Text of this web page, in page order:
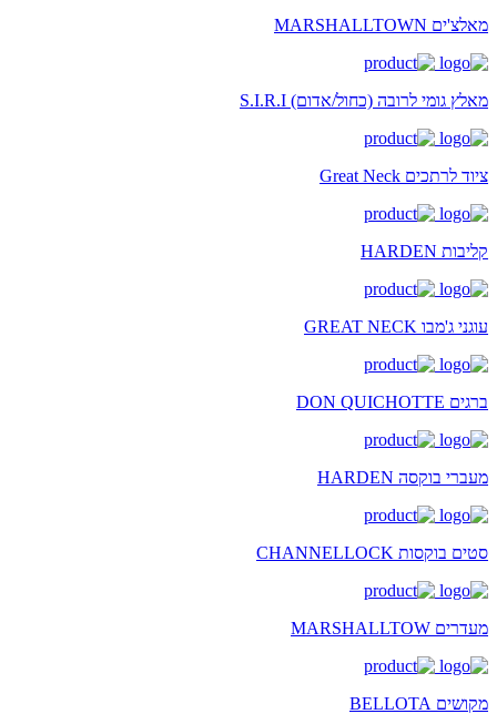
מאלצ'ים MARSHALLTOWN
מאלץ גומי לרובה (כחול/אדום) S.I.R.I
ציוד לרתכים Great Neck
קליבות HARDEN
עוגני ג'מבו GREAT NECK
ברגים DON QUICHOTTE
מעברי בוקסה HARDEN
סטים בוקסות CHANNELLOCK
מעדרים MARSHALLTOW
מקושים BELLOTA